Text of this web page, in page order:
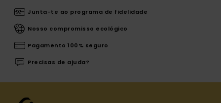
Junta-te ao programa de fidelidade
Nosso compromisso ecológico
Pagamento 100% seguro
Precisas de ajuda?